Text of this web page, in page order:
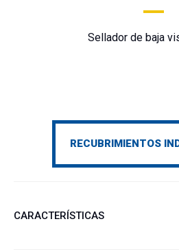
Sellador de baja
RECUBRIMIENTOS
CARACTERÍSTICAS